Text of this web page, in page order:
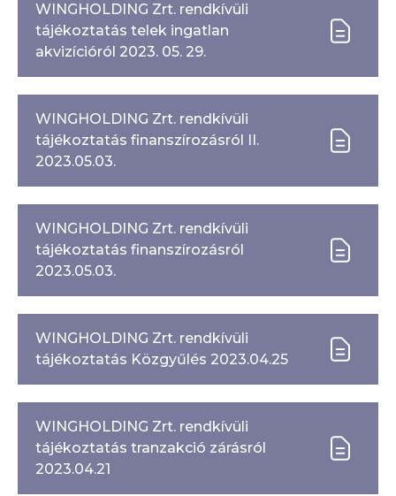
WINGHOLDING Zrt. rendkívüli
tájékoztatás telek ingatlan
akvizícióról 2023. 05. 29.
WINGHOLDING Zrt. rendkívüli
tájékoztatás finanszírozásról II.
2023.05.03.
WINGHOLDING Zrt. rendkívüli
tájékoztatás finanszírozásról
2023.05.03.
WINGHOLDING Zrt. rendkívüli
tájékoztatás Közgyűlés 2023.04.25
WINGHOLDING Zrt. rendkívüli
tájékoztatás tranzakció zárásról
2023.04.21